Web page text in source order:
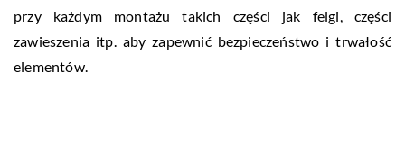
przy każdym montażu takich części jak felgi, części
zawieszenia itp. aby zapewnić bezpieczeństwo i trwałość
elementów.